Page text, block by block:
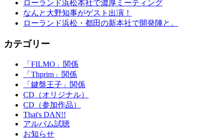
ローランド浜松本社で濃厚ミーティング
なんと大野知事がゲスト出演！
ローランド浜松・都田の新本社で開発陣と。
カテゴリー
「FILMO」関係
「Thprim」関係
「鍵盤王子」関係
CD（オリジナル）
CD（参加作品）
That's DAN!!
アルバム試聴
お知らせ